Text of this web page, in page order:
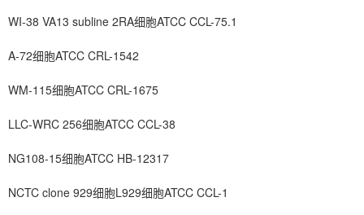
WI-38 VA13 subline 2RA细胞ATCC CCL-75.1
A-72细胞ATCC CRL-1542
WM-115细胞ATCC CRL-1675
LLC-WRC 256细胞ATCC CCL-38
NG108-15细胞ATCC HB-12317
NCTC clone 929细胞L929细胞ATCC CCL-1